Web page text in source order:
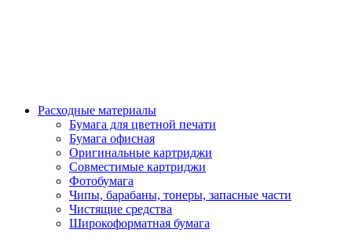
Расходные материалы
Бумага для цветной печати
Бумага офисная
Оригинальные картриджи
Совместимые картриджи
Фотобумага
Чипы, барабаны, тонеры, запасные части
Чистящие средства
Широкоформатная бумага